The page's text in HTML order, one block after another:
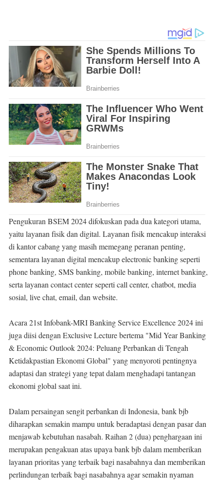
Pengukuran BSEM 2024 difokuskan pada dua kategori utama,
yaitu layanan fisik dan digital. Layanan fisik mencakup interaksi
di kantor cabang yang masih memegang peranan penting,
sementara layanan digital mencakup electronic banking seperti
phone banking, SMS banking, mobile banking, internet banking,
serta layanan contact center seperti call center, chatbot, media
sosial, live chat, email, dan website.
Acara 21st Infobank-MRI Banking Service Excellence 2024 ini
juga diisi dengan Exclusive Lecture bertema "Mid Year Banking
& Economic Outlook 2024: Peluang Perbankan di Tengah
Ketidakpastian Ekonomi Global" yang menyoroti pentingnya
adaptasi dan strategi yang tepat dalam menghadapi tantangan
ekonomi global saat ini.
Dalam persaingan sengit perbankan di Indonesia, bank bjb
diharapkan semakin mampu untuk beradaptasi dengan pasar dan
menjawab kebutuhan nasabah. Raihan 2 (dua) penghargaan ini
merupakan pengakuan atas upaya bank bjb dalam memberikan
layanan prioritas yang terbaik bagi nasabahnya dan memberikan
perlindungan terbaik bagi nasabahnya agar semakin nyaman